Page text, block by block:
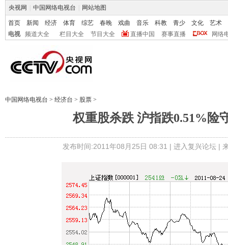
央视网 中国网络电视台 网站地图
首页 新闻 经济 体育 综艺 春晚 戏曲 音乐 科教 青少 文化
艺术
电视
频道大全 栏目大全 节目大全 直播中国 赛事直播 网络
中国网络电视台 > 经济台 > 股票 >
权重股杀跌 沪指跌0.51%险
发布时间:2011年08月25日 08:31 | 进入复兴论坛|